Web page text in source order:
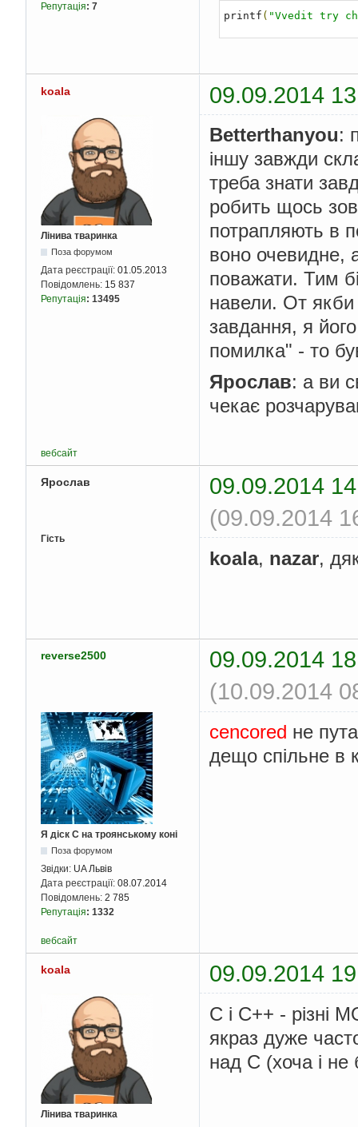
Репутація: 7
printf ( "Vvedit try
koala 09.09.2014
Лінива тваринка
Поза форумом
Дата реєстрації: 01.05.2013
Повідомлень: 15 837
Репутація: 13495
Betterthanyou:
іншу завжди
треба знати
робить щось
потрапляють в
воно очевидне,
поважати. Тим
навели. От
завдання, я
помилка" - то
Ярослав: а ви
чекає
вебсайт
Ярослав
09.09.2014
(09.09.2014
Гість
koala, nazar,
reverse2500
09.09.2014
(10.09.2014
Я діск С на троянському коні
Поза форумом
Звідки: UA Львів
Дата реєстрації: 08.07.2014
Повідомлень: 2 785
Репутація: 1332
cencored не
дещо спільне в
вебсайт
koala 09.09.2014
Лінива тваринка
C і C++ - різні
якраз дуже
над C (хоча і не